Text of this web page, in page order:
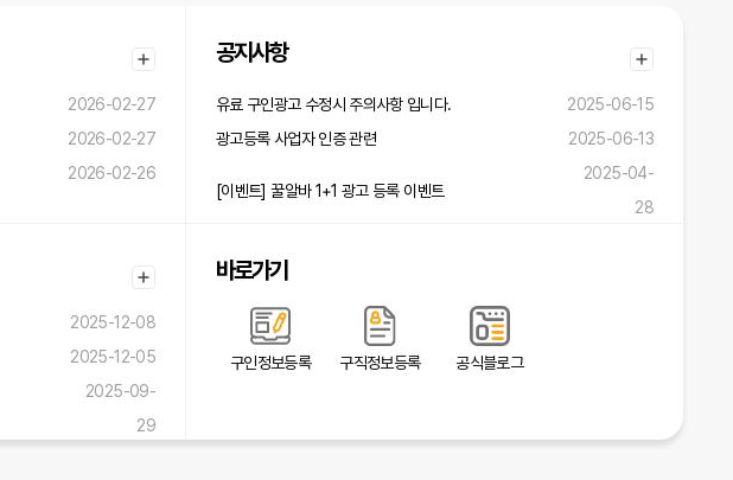
2026-02-27
2026-02-27
2026-02-26
2025-12-08
2025-12-05
2025-09-
29
공지사항
유료 구인광고 수정시 주의사항 입니다.
2025-06-15
광고등록 사업자 인증 관련
2025-06-13
[이벤트] 꿀알바 1+1 광고 등록 이벤트
2025-04-
28
바로가기
구인정보등록 구직정보등록 공식블로그